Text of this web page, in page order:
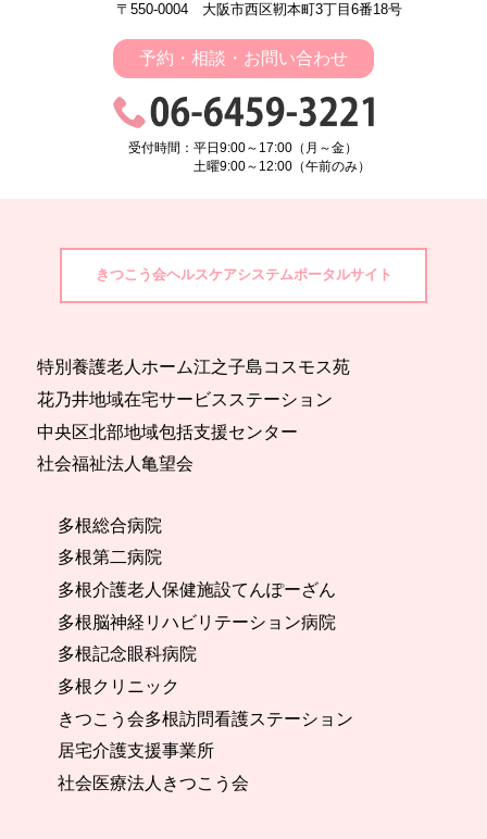
〒550-0004 大阪市西区靭本町3丁目6番18号
予約・相談・お問い合わせ
受付時間：平日9:00～17:00（月～金）
土曜9:00～12:00（午前のみ）
きつこう会ヘルスケアシステムポータルサイト
特別養護老人ホーム江之子島コスモス苑
花乃井地域在宅サービスステーション
中央区北部地域包括支援センター
社会福祉法人亀望会
多根総合病院
多根第二病院
多根介護老人保健施設てんぽーざん
多根脳神経リハビリテーション病院
多根記念眼科病院
多根クリニック
きつこう会多根訪問看護ステーション
居宅介護支援事業所
社会医療法人きつこう会